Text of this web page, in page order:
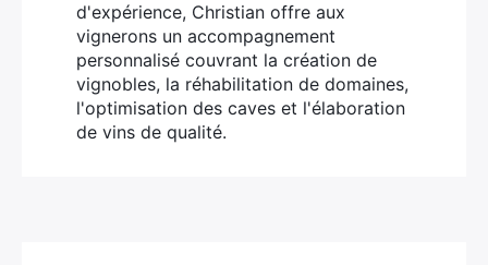
d'expérience, Christian offre aux
vignerons un accompagnement
personnalisé couvrant la création de
vignobles, la réhabilitation de domaines,
l'optimisation des caves et l'élaboration
de vins de qualité.